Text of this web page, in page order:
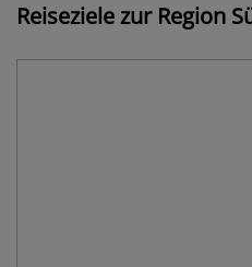
Reiseziele zur Region